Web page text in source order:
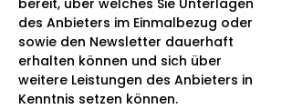
des Anbieters im Einmalbezug oder
sowie den Newsletter dauerhaft
erhalten können und sich über
weitere Leistungen des Anbieters in
Kenntnis setzen können.